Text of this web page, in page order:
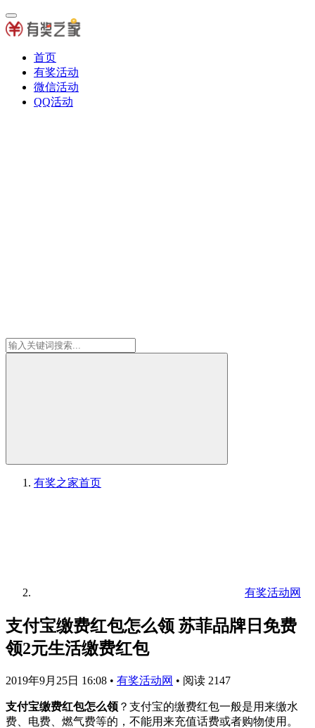
首页
有奖活动
微信活动
QQ活动
有奖之家首页
有奖活动网
支付宝缴费红包怎么领 苏菲品牌日免费
领2元生活缴费红包
2019年9月25日 16:08 • 有奖活动网 • 阅读 2147
支付宝缴费红包怎么领 ？支付宝的缴费红包一般是用来缴水
费、电费、燃气费等的，不能用来充值话费或者购物使用。